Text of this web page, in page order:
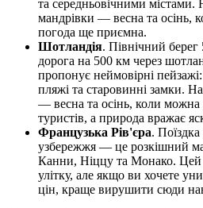
та середньовічними
мандрівки — весна та осінь,
погода ще приємна.
Шотландія. Північний
дорога на 500 км через
пропонує неймовірні
пляжі та старовинні замки.
— весна та осінь, коли можна
туристів, а природа вражає
Французька Рів'єра.
узбережжя — це розкішний
Канни, Ніццу та Монако.
улітку, але якщо ви хочете
цін, краще вирушити сюди